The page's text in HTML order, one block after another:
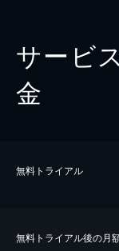
サービ
金
無料トライアル
無料トライアル後の⽉